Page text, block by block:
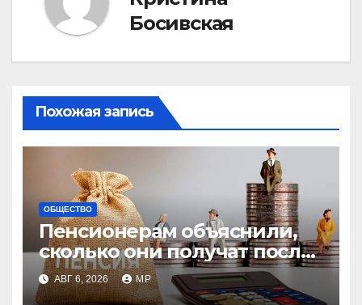
Босивская
Похожая запись
ОБЩЕСТВО
Пенсионерам объяснили,
сколько они получат после
индексации
АВГ 6, 2026 MP